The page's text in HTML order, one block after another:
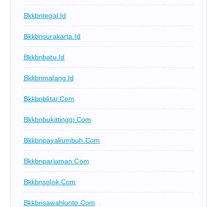
Bkkbntegal.id
Bkkbnsurakarta.id
Bkkbnbatu.id
Bkkbnmalang.id
Bkkbnblitar.com
Bkkbnbukittinggi.com
Bkkbnpayakumbuh.com
Bkkbnpariaman.com
Bkkbnsolok.com
Bkkbnsawahlunto.com